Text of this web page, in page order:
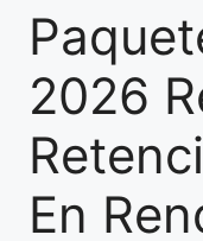
2026
En